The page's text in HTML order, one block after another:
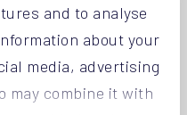
and to analyse
about your
media, advertising
may combine it with
+32